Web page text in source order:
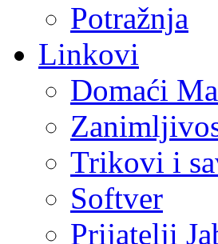
Potražnja
Linkovi
Domaći
Trikovi i
Softver
Prijatelji